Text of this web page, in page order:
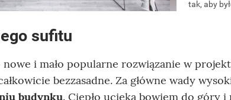
sufitu
nowe i mało popularne rozwiązanie w
bezzasadne. Za główne wady
budynku. Ciepło ucieka bowiem do góry